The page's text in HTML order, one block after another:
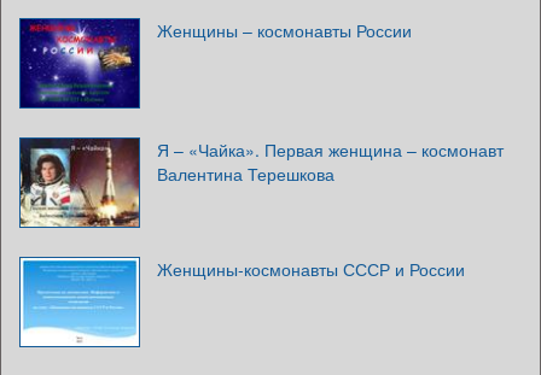
Женщины – космонавты России
Я – «Чайка». Первая женщина – космонавт
Валентина Терешкова
Женщины-космонавты СССР и России